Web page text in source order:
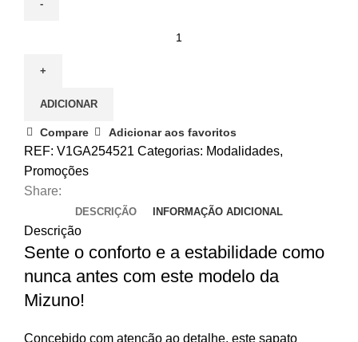
Mizuno
Momentum
Pro
Mid
ADICIONAR
Compare Adicionar aos favoritos
REF: V1GA254521 Categorias: Modalidades,
Promoções
Share:
DESCRIÇÃO INFORMAÇÃO ADICIONAL
Descrição
Sente o conforto e a estabilidade como
nunca antes com este modelo da
Mizuno!
Concebido com atenção ao detalhe, este sapato